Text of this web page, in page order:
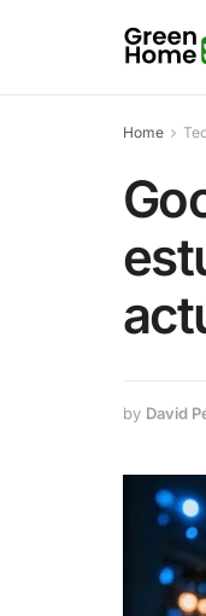
Home
by David